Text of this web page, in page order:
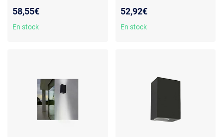
58,55€
En stock
3000°K
52,92€
En stock